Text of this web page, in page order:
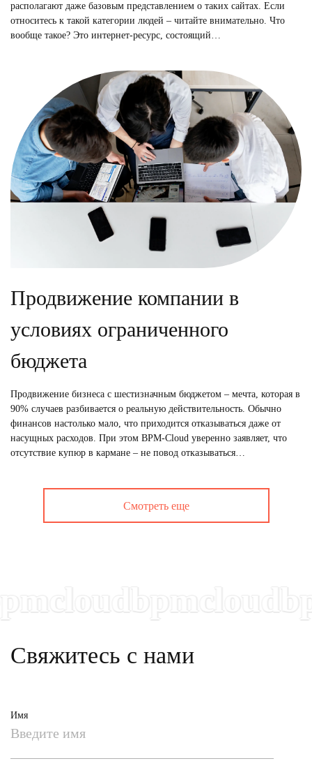
располагают даже базовым представлением о таких сайтах. Если
относитесь к такой категории людей – читайте внимательно. Что
вообще такое? Это интернет-ресурс, состоящий…
Продвижение компании в
условиях ограниченного
бюджета
Продвижение бизнеса с шестизначным бюджетом – мечта, которая в
90% случаев разбивается о реальную действительность. Обычно
финансов настолько мало, что приходится отказываться даже от
насущных расходов. При этом BPM-Cloud уверенно заявляет, что
отсутствие купюр в кармане – не повод отказываться…
Смотреть еще
Свяжитесь с нами
Имя